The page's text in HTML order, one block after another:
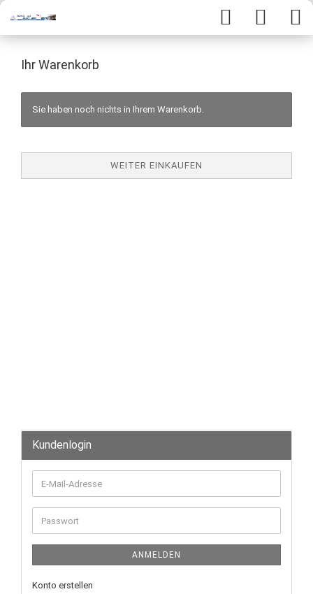
Ihr Warenkorb
Sie haben noch nichts in Ihrem Warenkorb.
WEITER EINKAUFEN
Kundenlogin
ANMELDEN
Konto erstellen